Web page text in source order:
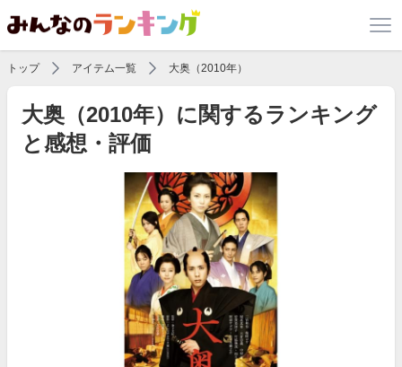
トップ アイテム一覧 大奥（2010年）
大奥（2010年）に関するランキング
と感想・評価